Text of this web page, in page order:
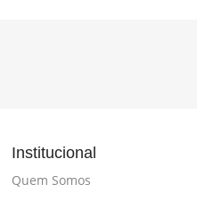
Institucional
Quem Somos